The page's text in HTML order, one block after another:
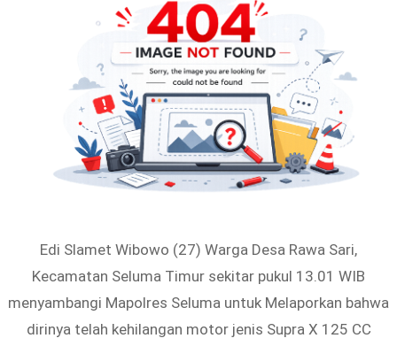
Edi Slamet Wibowo (27) Warga Desa Rawa Sari,
Kecamatan Seluma Timur sekitar pukul 13.01 WIB
menyambangi Mapolres Seluma untuk Melaporkan bahwa
dirinya telah kehilangan motor jenis Supra X 125 CC